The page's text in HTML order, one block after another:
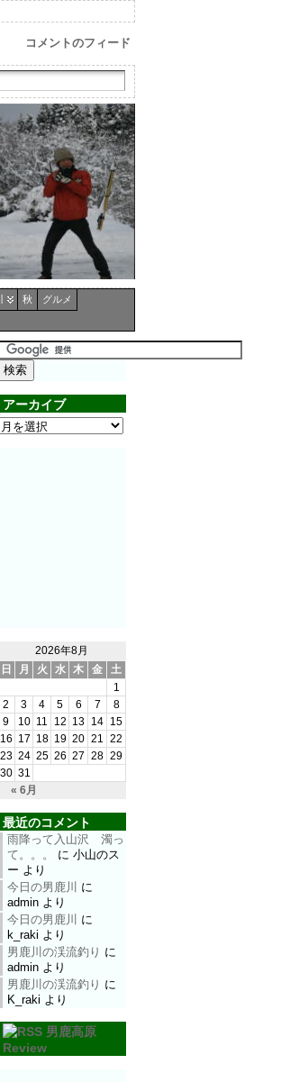
コメントのフィード
秋
グルメ
アーカイブ
2026年8月
日
月 火 水 木 金 土
« 6月
1
2
3 4 5 6 7
8
9
10 11 12 13 14
15
16
17 18 19 20 21
22
23 24 25 26 27 28 29
30 31
最近のコメント
雨降って入山沢 濁っ
て。。。
に 小山のス
ー より
今日の男鹿川
に
admin より
今日の男鹿川
に
k_raki より
男鹿川の渓流釣り に
admin より
男鹿川の渓流釣り に
K_raki より
男鹿高原
Review